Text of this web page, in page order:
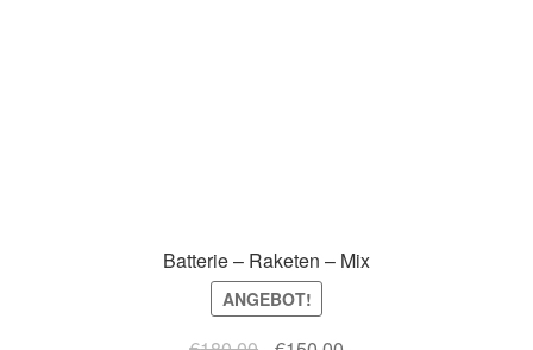
Batterie – Raketen – Mix
ANGEBOT!